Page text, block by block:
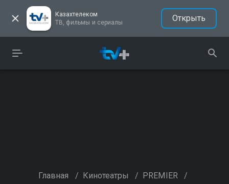
Казахтелеком
ТВ, фильмы и сериалы
Открыть
Главная / Кинотеатры / PREMIER /